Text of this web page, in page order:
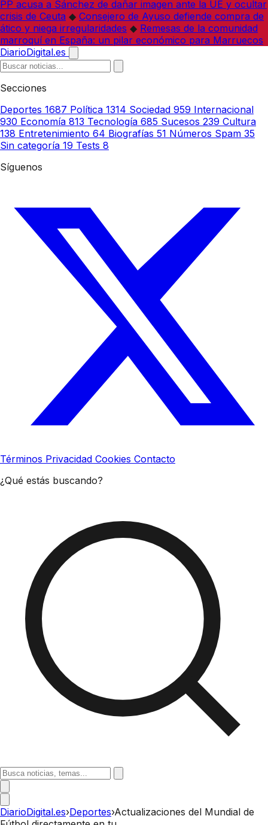
PP acusa a Sánchez de dañar imagen ante la UE y ocultar
crisis de Ceuta ◆ Consejero de Ayuso defiende compra de
ático y niega irregularidades ◆ Remesas de la comunidad
marroquí en España: un pilar económico para Marruecos
DiarioDigital.es
Secciones
Deportes 1687 Política 1314 Sociedad 959 Internacional
930 Economía 813 Tecnología 685 Sucesos 239 Cultura
138 Entretenimiento 64 Biografías 51 Números Spam 35
Sin categoría 19 Tests 8
Síguenos
Términos Privacidad Cookies Contacto
¿Qué estás buscando?
DiarioDigital.es›Deportes›Actualizaciones del Mundial de